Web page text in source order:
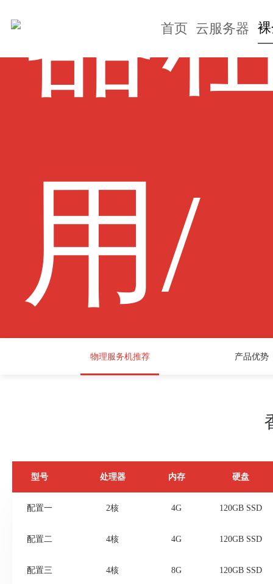
首页 云服务器
器
用/
裸
物理服务机推荐 产品优势
型号 处理器 内存 硬盘
配置一 2核 4G 120GB SSD
配置二 4核 4G 120GB SSD
配置三 4核 8G 120GB SSD